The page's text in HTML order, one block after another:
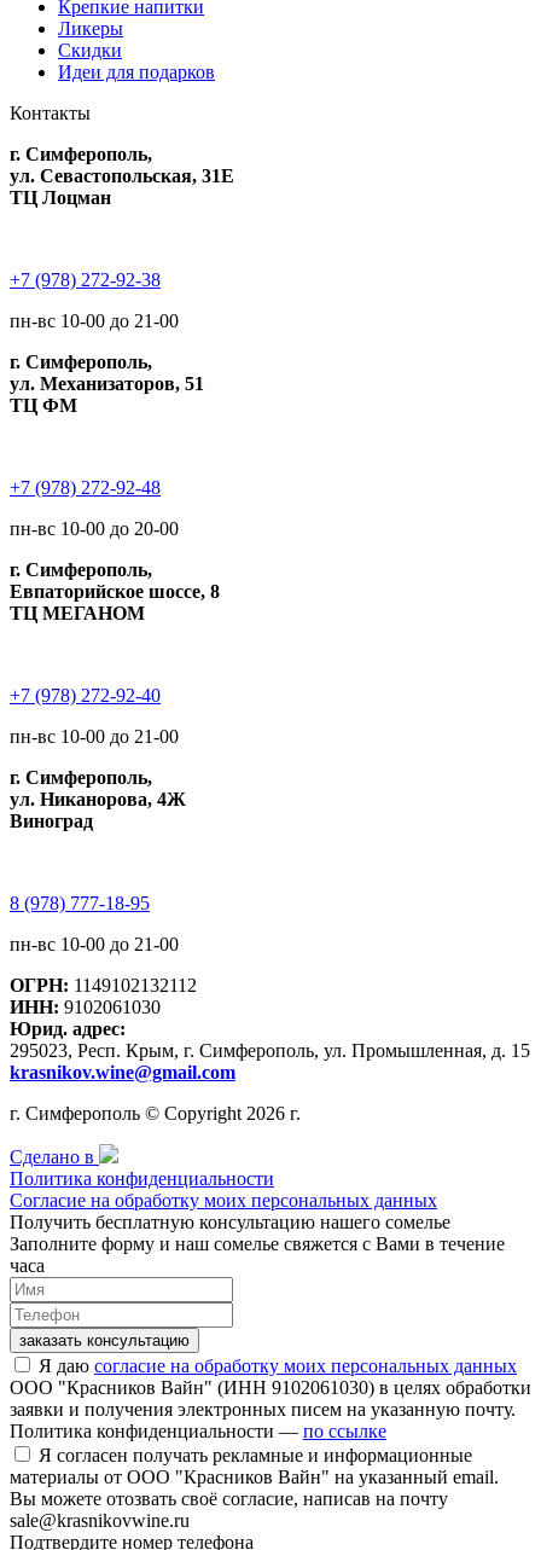
Крепкие напитки
Ликеры
Скидки
Идеи для подарков
Контакты
г. Симферополь,
ул. Севастопольская, 31Е
ТЦ Лоцман
+7 (978) 272-92-38
пн-вс 10-00 до 21-00
г. Симферополь,
ул. Механизаторов, 51
ТЦ ФМ
+7 (978) 272-92-48
пн-вс 10-00 до 20-00
г. Симферополь,
Евпаторийское шоссе, 8
ТЦ МЕГАНОМ
+7 (978) 272-92-40
пн-вс 10-00 до 21-00
г. Симферополь,
ул. Никанорова, 4Ж
Виноград
8 (978) 777-18-95
пн-вс 10-00 до 21-00
ОГРН: 1149102132112
ИНН: 9102061030
Юрид. адрес:
295023, Респ. Крым, г. Симферополь, ул. Промышленная, д. 15
krasnikov.wine@gmail.com
г. Симферополь © Copyright 2026 г.
Сделано в
Политика конфиденциальности
Согласие на обработку моих персональных данных
Получить бесплатную консультацию нашего сомелье
Заполните форму и наш сомелье свяжется с Вами в течение
часа
заказать консультацию
Я даю согласие на обработку моих персональных данных
ООО "Красников Вайн" (ИНН 9102061030) в целях обработки
заявки и получения электронных писем на указанную почту.
Политика конфиденциальности — по ссылке
Я согласен получать рекламные и информационные
материалы от ООО "Красников Вайн" на указанный email.
Вы можете отозвать своё согласие, написав на почту
sale@krasnikovwine.ru
Подтвердите номер телефона